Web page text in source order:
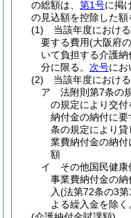
の総額は、 第1号に掲
の見込額を控除した額
(1)
当該年度におけ
要する費用(大阪府
いて負担する介護
分に限る。 次号にお
(2)
当該年度におけ
ア
法附則第7条の
の規定により交
納付金の納付に
条の規定により
業費納付金の納
額
イ
その他国民健
事業費納付金の
入(法第72条の3
よる繰入金を除く